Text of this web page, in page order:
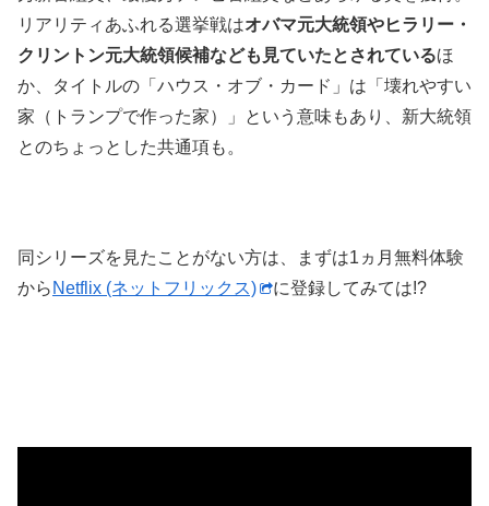
リアリティあふれる選挙戦はオバマ元大統領やヒラリー・
クリントン元大統領候補なども見ていたとされているほ
か、タイトルの「ハウス・オブ・カード」は「壊れやすい
家（トランプで作った家）」という意味もあり、新大統領
とのちょっとした共通項も。
同シリーズを見たことがない方は、まずは1ヵ月無料体験
から Netflix (ネットフリックス) に登録してみては!?